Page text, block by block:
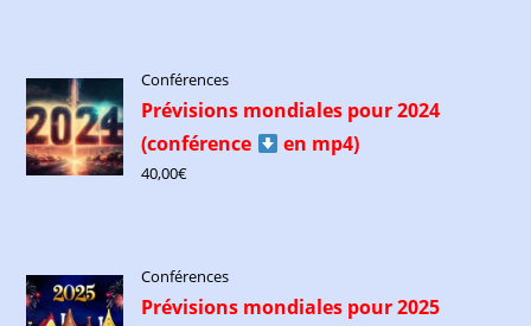
Conférences
Prévisions mondiales pour 2024
(conférence
​ en mp4)
40,00€
Conférences
Prévisions mondiales pour 2025